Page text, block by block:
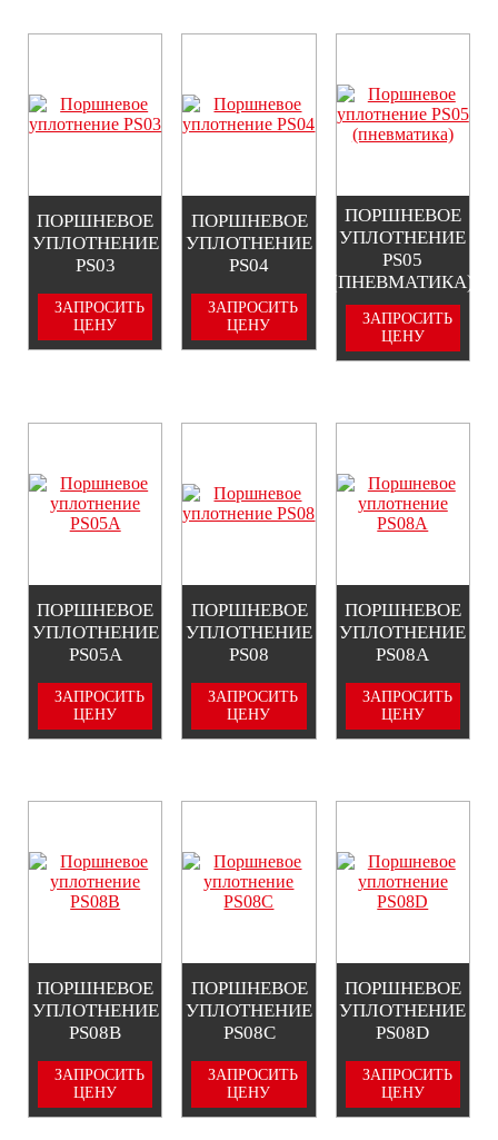
ПОРШНЕВОЕ
УПЛОТНЕНИЕ
PS03
ЗАПРОСИТЬ
ЦЕНУ
ПОРШНЕВОЕ
УПЛОТНЕНИЕ
PS04
ЗАПРОСИТЬ
ЦЕНУ
ПОРШНЕВОЕ
УПЛОТНЕНИЕ
PS05
(ПНЕВМАТИКА)
ЗАПРОСИТЬ
ЦЕНУ
ПОРШНЕВОЕ
УПЛОТНЕНИЕ
PS05A
ЗАПРОСИТЬ
ЦЕНУ
ПОРШНЕВОЕ
УПЛОТНЕНИЕ
PS08
ЗАПРОСИТЬ
ЦЕНУ
ПОРШНЕВОЕ
УПЛОТНЕНИЕ
PS08A
ЗАПРОСИТЬ
ЦЕНУ
ПОРШНЕВОЕ
УПЛОТНЕНИЕ
PS08B
ЗАПРОСИТЬ
ЦЕНУ
ПОРШНЕВОЕ
УПЛОТНЕНИЕ
PS08C
ЗАПРОСИТЬ
ЦЕНУ
ПОРШНЕВОЕ
УПЛОТНЕНИЕ
PS08D
ЗАПРОСИТЬ
ЦЕНУ